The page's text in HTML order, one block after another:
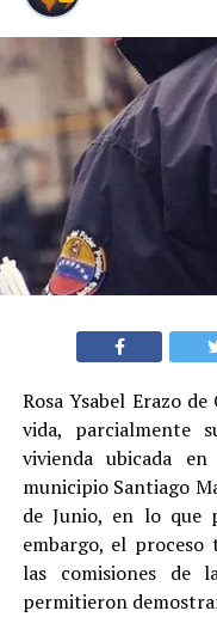
Rosa Ysabel Erazo
vida, parcialmente
vivienda ubicada
municipio Santiago
de Junio, en lo que
embargo, el
las comisiones de
permitieron